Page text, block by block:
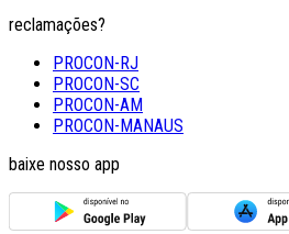
reclamações?
PROCON-RJ
PROCON-SC
PROCON-AM
PROCON-MANAUS
baixe nosso app